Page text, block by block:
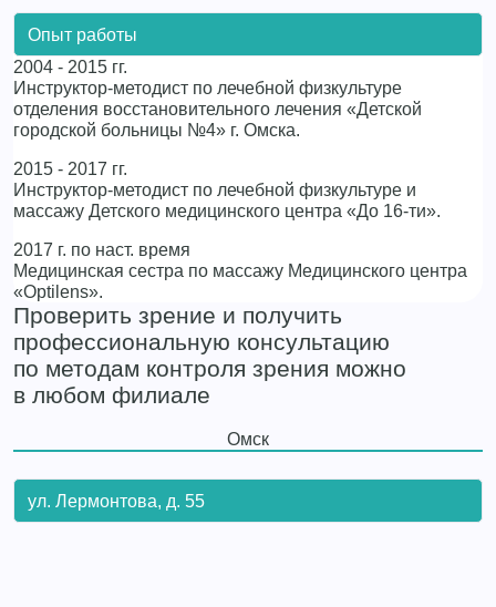
Опыт работы
2004 - 2015 гг.
Инструктор-методист по лечебной физкультуре
отделения восстановительного лечения «Детской
городской больницы №4» г. Омска.
2015 - 2017 гг.
Инструктор-методист по лечебной физкультуре и
массажу Детского медицинского центра «До 16-ти».
2017 г. по наст. время
Медицинская сестра по массажу Медицинского центра
«Оptilens».
Проверить зрение и получить
профессиональную консультацию
по методам контроля зрения можно
в любом филиале
Омск
ул. Лермонтова, д. 55